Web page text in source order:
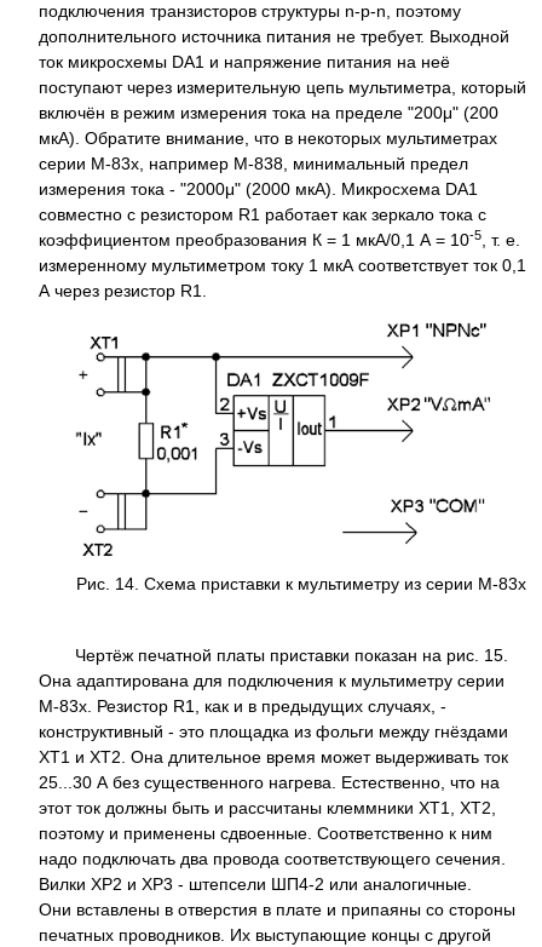
подключения транзисторов структуры n-p-n, поэтому
дополнительного источника питания не требует. Выходной
ток микросхемы DA1 и напряжение питания на неё
поступают через измерительную цепь мультиметра, который
включён в режим измерения тока на пределе "200μ" (200
мкА). Обратите внимание, что в некоторых мультиметрах
серии М-83х, например М-838, минимальный предел
измерения тока - "2000μ" (2000 мкА). Микросхема DA1
совместно с резистором R1 работает как зеркало тока с
коэффициентом преобразования К = 1 мкА/0,1 А = 10-5, т. е.
измеренному мультиметром току 1 мкА соответствует ток 0,1
А через резистор R1.
Рис. 14. Схема приставки к мультиметру из серии M-83x
Чертёж печатной платы приставки показан на рис. 15.
Она адаптирована для подключения к мультиметру серии
М-83х. Резистор R1, как и в предыдущих случаях, -
конструктивный - это площадка из фольги между гнёздами
XT1 и XT2. Она длительное время может выдерживать ток
25...30 А без существенного нагрева. Естественно, что на
этот ток должны быть и рассчитаны клеммники XT1, XT2,
поэтому и применены сдвоенные. Соответственно к ним
надо подключать два провода соответствующего сечения.
Вилки XP2 и XP3 - штепсели ШП4-2 или аналогичные.
Они вставлены в отверстия в плате и припаяны со стороны
печатных проводников. Их выступающие концы с другой